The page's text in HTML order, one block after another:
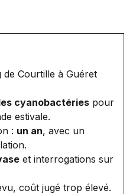
de Courtille à Guéret
cyanobactéries pour
estivale.
: un an, avec un
et interrogations sur
coût jugé trop élevé.